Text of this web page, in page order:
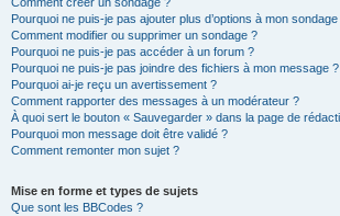
Pourquoi ne puis-je pas ajouter plus d’options à mon sondage
Comment modifier ou supprimer un sondage ?
Pourquoi ne puis-je pas accéder à un forum ?
Pourquoi ne puis-je pas joindre des fichiers à mon message ?
Pourquoi ai-je reçu un avertissement ?
Comment rapporter des messages à un modérateur ?
À quoi sert le bouton « Sauvegarder » dans la page de
Pourquoi mon message doit être validé ?
Comment remonter mon sujet ?
Mise en forme et types de sujets
Que sont les BBCodes ?